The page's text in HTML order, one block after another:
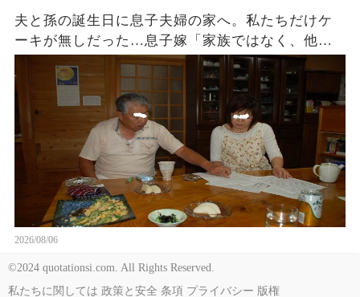
夫と孫の誕生日に息子夫婦の家へ。私たちだけケ
ーキが無しだった…息子嫁「家族ではなく、他人
でしょ？w」夫「家に戻ろう…」私「そうね…」→
翌日､血相を変えた息子嫁から鬼電が…
2026/08/06
©2024 quotationsi.com. All Rights Reserved.
私たちに関しては 政策と安全 条項 プライバシー 版権